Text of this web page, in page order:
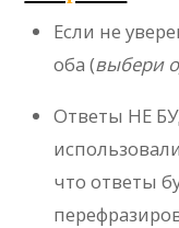
Если не
оба (выбери
Ответы НЕ
что ответы